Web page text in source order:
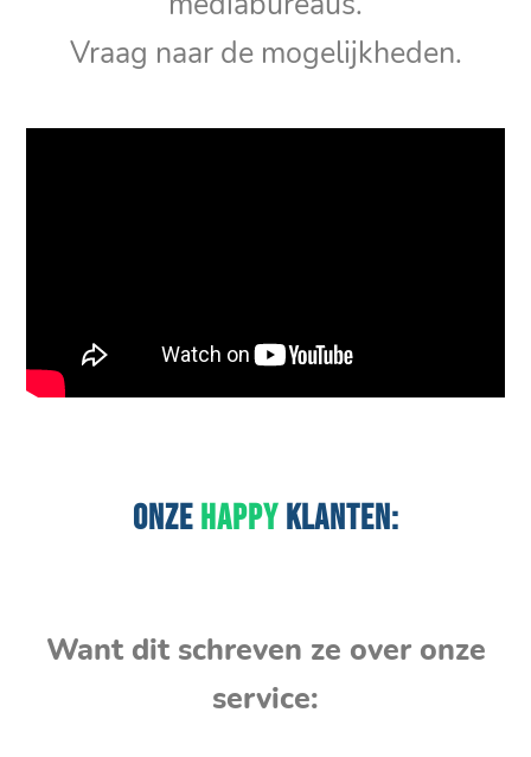
Vraag naar de mogelijkheden.
ONZEHAPPYKLANTEN:
Want dit schreven ze over onze
service: